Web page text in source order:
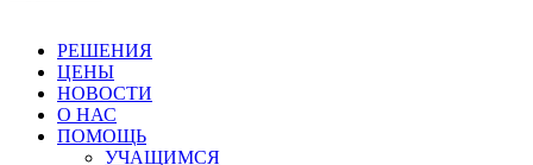
РЕШЕНИЯ
ЦЕНЫ
НОВОСТИ
О НАС
ПОМОЩЬ
УЧАЩИМСЯ